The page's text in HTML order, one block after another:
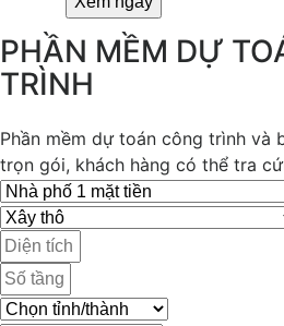
PHẦN MỀM DỰ
TRÌNH
Phần mềm dự toán công trình và
trọn gói, khách hàng có thể tra